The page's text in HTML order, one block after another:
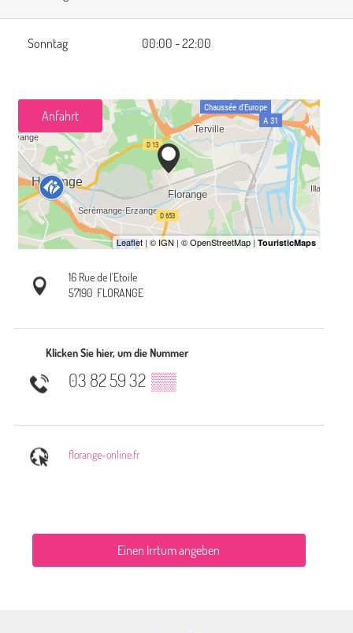
Sonntag 00:00 - 22:00
Anfahrt
16 Rue de l'Etoile
57190 FLORANGE
Klicken Sie hier, um die Nummer
03 82 59 32 ▒▒
florange-online.fr
Einen Irrtum angeben